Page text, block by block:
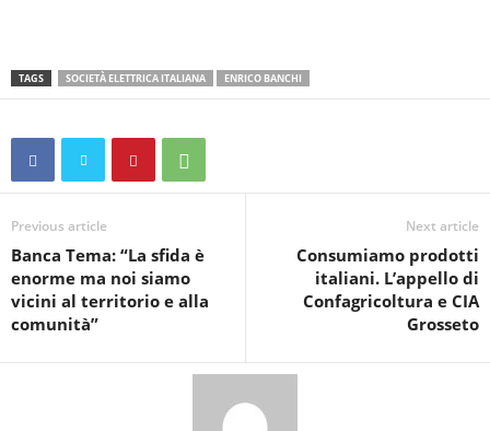
TAGS SOCIETÀ ELETTRICA ITALIANA ENRICO BANCHI
Previous article
Banca Tema: “La sfida è
enorme ma noi siamo
vicini al territorio e alla
comunità”
Next article
Consumiamo prodotti
italiani. L’appello di
Confagricoltura e CIA
Grosseto